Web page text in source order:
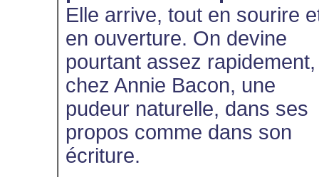
Elle arrive, tout en sourire
en ouverture. On devine
pourtant assez rapidement,
chez Annie Bacon, une
pudeur naturelle, dans ses
propos comme dans son
écriture.